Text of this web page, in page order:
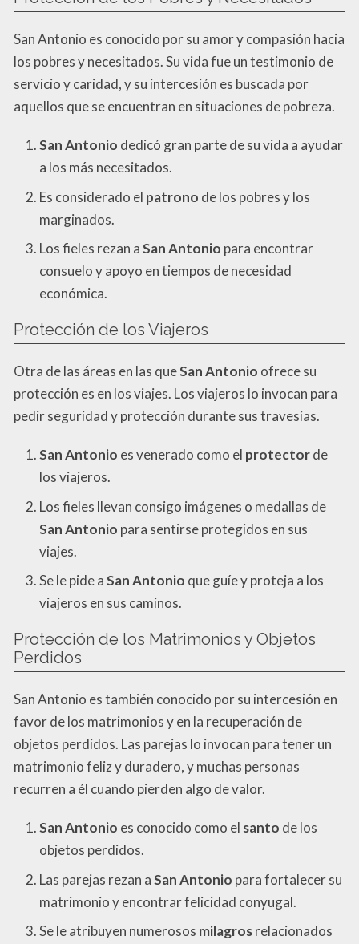
San Antonio es conocido por su amor y compasión hacia
los pobres y necesitados. Su vida fue un testimonio de
servicio y caridad, y su intercesión es buscada por
aquellos que se encuentran en situaciones de pobreza.
San Antonio dedicó gran parte de su vida a ayudar
a los más necesitados.
Es considerado el patrono de los pobres y los
marginados.
Los fieles rezan aSan Antonio para encontrar
consuelo y apoyo en tiempos de necesidad
económica.
Protección de los Viajeros
Otra de las áreas en las queSan Antonio ofrece su
protección es en los viajes. Los viajeros lo invocan para
pedir seguridad y protección durante sus travesías.
San Antonio es venerado como el protectorde
los viajeros.
Los fieles llevan consigo imágenes o medallas de
San Antonio para sentirse protegidos en sus
viajes.
Se le pide aSan Antonio que guíe y proteja a los
viajeros en sus caminos.
Protección de los Matrimonios y Objetos
Perdidos
San Antonio es también conocido por su intercesión en
favor de los matrimonios y en la recuperación de
objetos perdidos. Las parejas lo invocan para tener un
matrimonio feliz y duradero, y muchas personas
recurren a él cuando pierden algo de valor.
San Antonio es conocido como el santo de los
objetos perdidos.
Las parejas rezan aSan Antonio para fortalecer su
matrimonio y encontrar felicidad conyugal.
Se le atribuyen numerosos milagrosrelacionados